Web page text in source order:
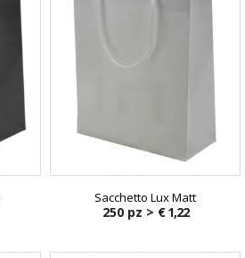
Sacchetto Lux Matt
250 pz > € 1,22